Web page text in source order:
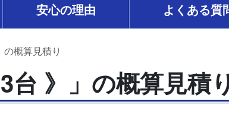
安心の理由 よくある質
の概算見積り
台 》」の概算見積